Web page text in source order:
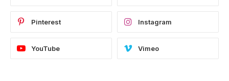
Pinterest Instagram
YouTube Vimeo